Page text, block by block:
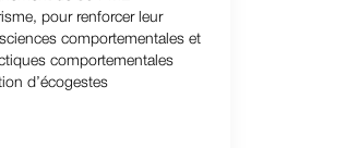
pour renforcer leur
comportementales et
comportementales
d’écogestes